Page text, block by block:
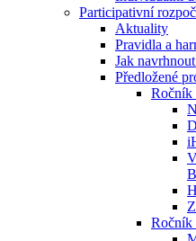
Participativní
Aktuality
Pravidla a
Jak
Předložené
Ročník
Ročník